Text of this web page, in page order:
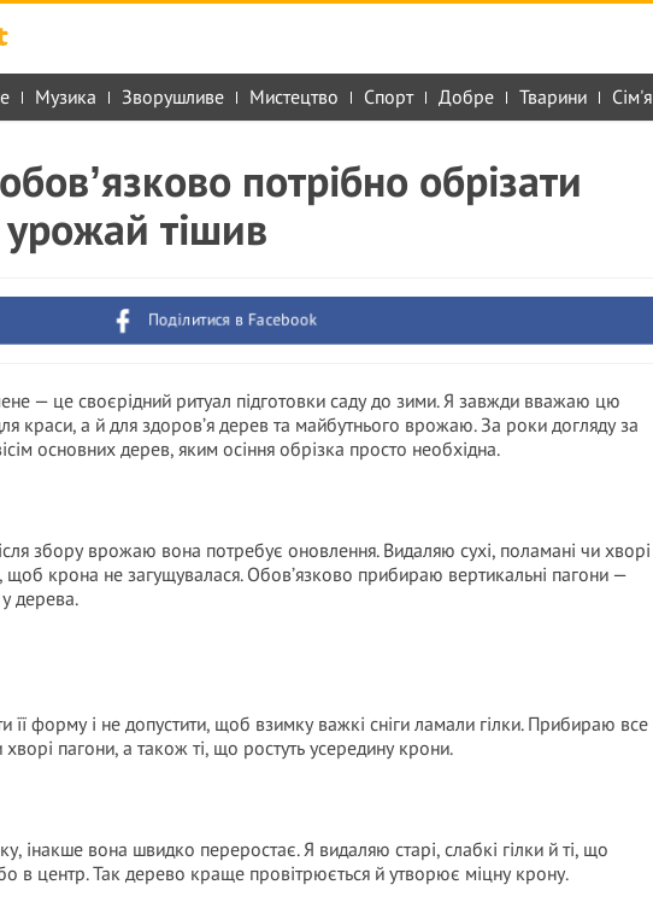
Музика Зворушливе Мистецтво Спорт Добре Тварини Сім'я
потрібно обрізати
тішив
Поділитися в Facebook
— це своєрідний ритуал підготовки саду до зими. Я завжди вважаю цю
краси, а й для здоров’я дерев та майбутнього врожаю. За роки догляду за
основних дерев, яким осіння обрізка просто необхідна.
збору врожаю вона потребує оновлення. Видаляю сухі, поламані чи хворі
щоб крона не загущувалася. Обов’язково прибираю вертикальні пагони —
дерева.
її форму і не допустити, щоб взимку важкі сніги ламали гілки. Прибираю все
пагони, а також ті, що ростуть усередину крони.
інакше вона швидко переростає. Я видаляю старі, слабкі гілки й ті, що
в центр. Так дерево краще провітрюється й утворює міцну крону.